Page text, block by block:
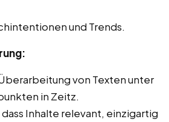
und Trends.
von Texten unter
in Zeitz.
Inhalte relevant, einzigartig